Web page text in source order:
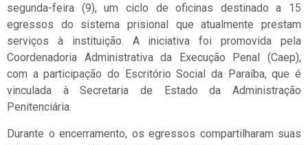
segunda-feira (9), um ciclo de oficinas destinado a 15
egressos do sistema prisional que atualmente prestam
serviços à instituição. A iniciativa foi promovida pela
Coordenadoria Administrativa da Execução Penal (Caep),
com a participação do Escritório Social da Paraíba, que é
vinculada à Secretaria de Estado da Administração
Penitenciária.
Durante o encerramento, os egressos compartilharam suas